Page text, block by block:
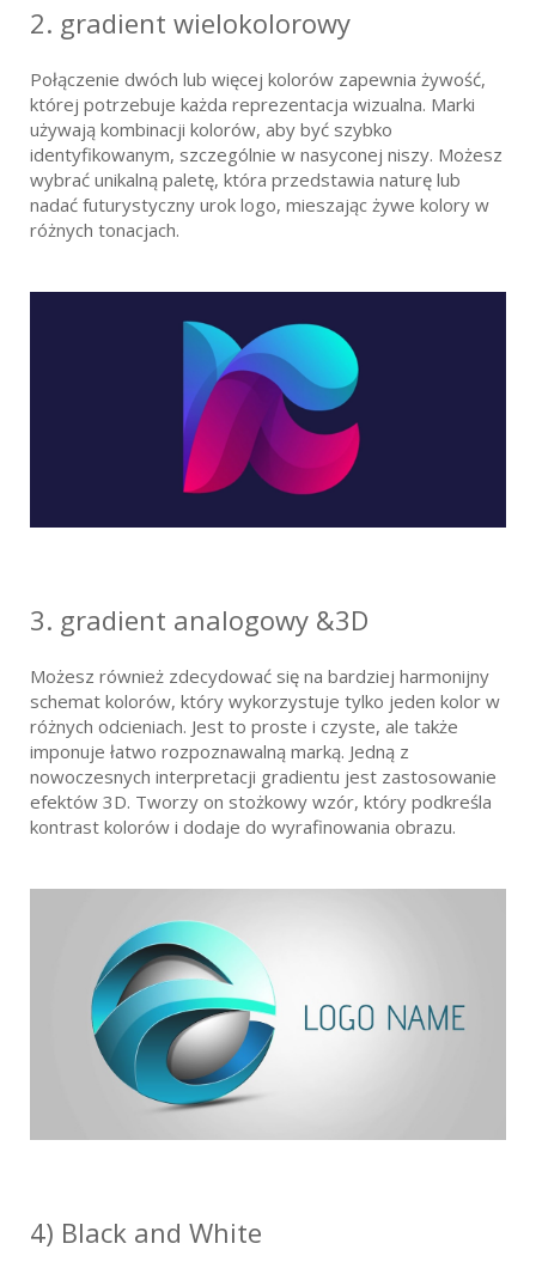
2. gradient wielokolorowy
Połączenie dwóch lub więcej kolorów zapewnia żywość,
której potrzebuje każda reprezentacja wizualna. Marki
używają kombinacji kolorów, aby być szybko
identyfikowanym, szczególnie w nasyconej niszy. Możesz
wybrać unikalną paletę, która przedstawia naturę lub
nadać futurystyczny urok logo, mieszając żywe kolory w
różnych tonacjach.
3. gradient analogowy &3D
Możesz również zdecydować się na bardziej harmonijny
schemat kolorów, który wykorzystuje tylko jeden kolor w
różnych odcieniach. Jest to proste i czyste, ale także
imponuje łatwo rozpoznawalną marką. Jedną z
nowoczesnych interpretacji gradientu jest zastosowanie
efektów 3D. Tworzy on stożkowy wzór, który podkreśla
kontrast kolorów i dodaje do wyrafinowania obrazu.
4) Black and White